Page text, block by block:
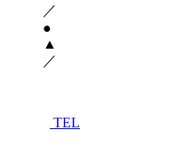
／
●
▲
／
TEL